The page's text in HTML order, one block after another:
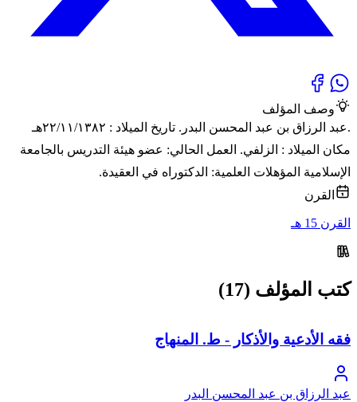
وصف المؤلف
.عبد الرزاق بن عبد المحسن البدر. تاريخ الميلاد : ٢٢/١١/١٣٨٢هـ
مكان الميلاد : الزلفي. العمل الحالي: عضو هيئة التدريس بالجامعة
الإسلامية المؤهلات العلمية: الدكتوراه في العقيدة.
القرن
القرن 15 هـ
كتب المؤلف (17)
فقه الأدعية والأذكار - ط. المنهاج
عبد الرزاق بن عبد المحسن البدر